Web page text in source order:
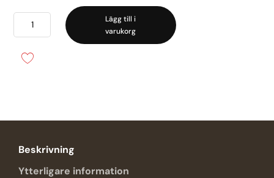
Lägg till i
varukorg
Beskrivning
Ytterligare information